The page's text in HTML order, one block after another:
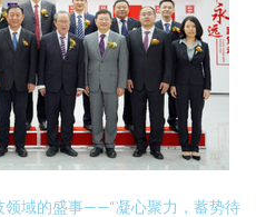
域的盛事——“凝心聚力，蓄势待